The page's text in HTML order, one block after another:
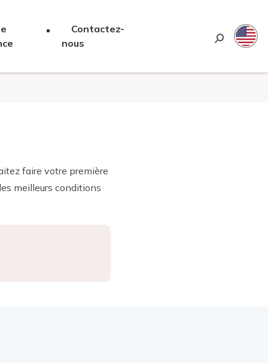
Contactez-
nous
faire votre première
meilleurs conditions